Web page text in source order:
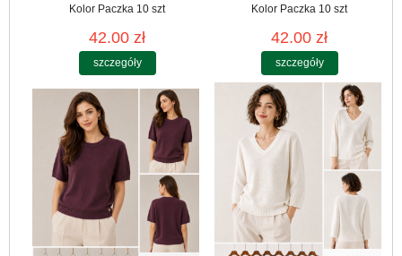
Kolor Paczka 10 szt
42.00 zł
szczegóły
Kolor Paczka 10 szt
42.00 zł
szczegóły